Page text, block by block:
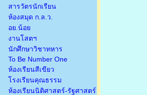
สารวัตรนักเรียน
ห้องสมุด ก.ล.ว.
อย.น้อย
งานโสตฯ
นักศึกษาวิชาทหาร
To Be Number One
ห้องเรียนสีเขียว
โรงเรียนคุณธรรม
ห้องเรียนนิติศาสตร์-รัฐศาสตร์